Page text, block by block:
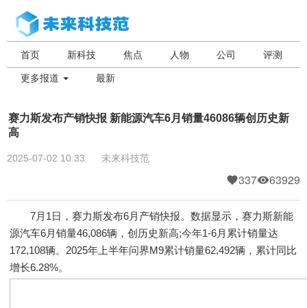
首页 新科技 焦点 人物 公司 评测
更多报道 最新
赛力斯发布产销快报 新能源汽车6月销量46086辆创历史新
高
2025-07-02 10:33 未来科技范
337 63929
7月1日，赛力斯发布6月产销快报。数据显示，赛力斯新能
源汽车6月销量46,086辆，创历史新高;今年1-6月累计销量达
172,108辆。2025年上半年问界M9累计销量62,492辆，累计同比
增长6.28%。